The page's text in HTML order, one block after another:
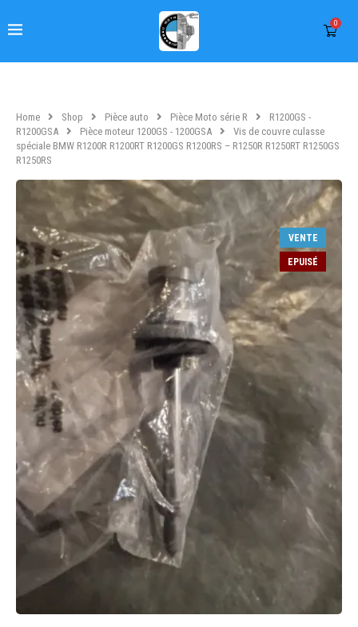
0
Home Shop Pièce auto Pièce Moto série R
R1200GS -
R1200GSA
Pièce moteur 1200GS - 1200GSA
Vis de couvre culasse
spéciale BMW R1200R R1200RT R1200GS R1200RS – R1250R R1250RT R1250GS
R1250RS
VENTE
EPUISÉ